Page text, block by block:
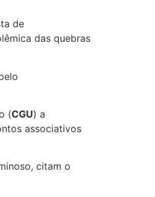
de
das quebras
(CGU) a
associativos
citam o